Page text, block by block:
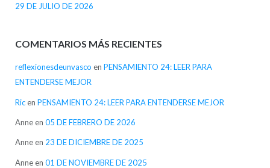
29 DE JULIO DE 2026
COMENTARIOS MÁS RECIENTES
reflexionesdeunvasco en PENSAMIENTO 24: LEER PARA
ENTENDERSE MEJOR
Ricen PENSAMIENTO 24: LEER PARA ENTENDERSE MEJOR
Anneen 05 DE FEBRERO DE 2026
Anneen 23 DE DICIEMBRE DE 2025
Anneen 01 DE NOVIEMBRE DE 2025